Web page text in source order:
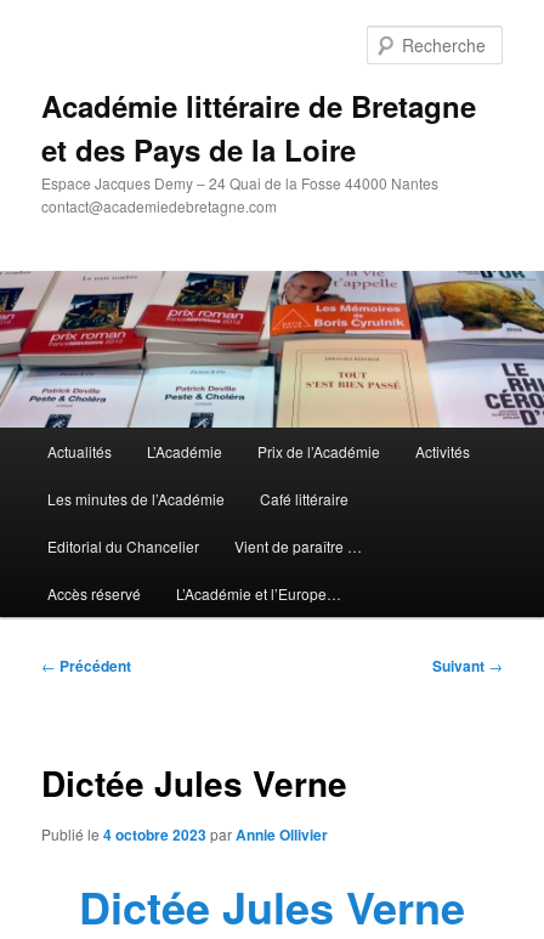
Académie littéraire de Bretagne
et des Pays de la Loire
Espace Jacques Demy – 24 Quai de la Fosse 44000 Nantes
contact@academiedebretagne.com
principal
Actualités L’Académie Prix de l’Académie Activités
Les minutes de l’Académie Café littéraire
Editorial du Chancelier Vient de paraître …
Accès réservé L’Académie et l’Europe…
Navigation
← Précédent Suivant →
Dictée Jules Verne
Publié le4 octobre 2023parAnnie Ollivier
Dictée Jules Verne